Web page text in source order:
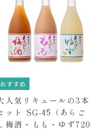
おすすめ
人気リキュールの3本
ット SG-45（あらご
梅酒・もも・ゆず720